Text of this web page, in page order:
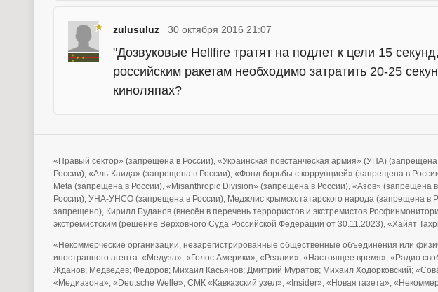
zulusuluz 30 октября 2016 21:07
"Дозвуковые Hellfire тратят на подлет к цели 15
российским ракетам необходимо затратить 20-25
киноляпах?
«Правый сектор» (запрещена в России), «Украинская повстанческая армия» (УПА)
России), «Аль-Каида» (запрещена в России), «Фонд борьбы с коррупцией» (запрещена в
Meta (запрещена в России), «Misanthropic Division» (запрещена в России), «Азов»
России), УНА-УНСО (запрещена в России), Меджлис крымскотатарского народа (запрещена
запрещено), Кирилл Буданов (внесён в перечень террористов и экстремистов
экстремистским (решение Верховного Суда Российской Федерации от 30.11.2023), «Хайят
«Некоммерческие организации, незарегистрированные общественные объединения или
иностранного агента: «Медуза»; «Голос Америки»; «Реалии»; «Настоящее время»; «Радио
Жданов; Медведев; Федоров; Михаил Касьянов; Дмитрий Муратов; Михаил Ходорковский;
«Медиазона»; «Deutsche Welle»; СМК «Кавказский узел»; «Insider»; «Новая газета»,